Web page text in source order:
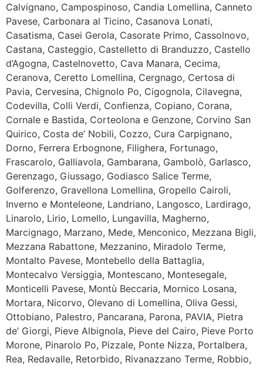
Calvignano, Campospinoso, Candia Lomellina, Canneto
Pavese, Carbonara al Ticino, Casanova Lonati,
Casatisma, Casei Gerola, Casorate Primo, Cassolnovo,
Castana, Casteggio, Castelletto di Branduzzo, Castello
d’Agogna, Castelnovetto, Cava Manara, Cecima,
Ceranova, Ceretto Lomellina, Cergnago, Certosa di
Pavia, Cervesina, Chignolo Po, Cigognola, Cilavegna,
Codevilla, Colli Verdi, Confienza, Copiano, Corana,
Cornale e Bastida, Corteolona e Genzone, Corvino San
Quirico, Costa de’ Nobili, Cozzo, Cura Carpignano,
Dorno, Ferrera Erbognone, Filighera, Fortunago,
Frascarolo, Galliavola, Gambarana, Gambolò, Garlasco,
Gerenzago, Giussago, Godiasco Salice Terme,
Golferenzo, Gravellona Lomellina, Gropello Cairoli,
Inverno e Monteleone, Landriano, Langosco, Lardirago,
Linarolo, Lirio, Lomello, Lungavilla, Magherno,
Marcignago, Marzano, Mede, Menconico, Mezzana Bigli,
Mezzana Rabattone, Mezzanino, Miradolo Terme,
Montalto Pavese, Montebello della Battaglia,
Montecalvo Versiggia, Montescano, Montesegale,
Monticelli Pavese, Montù Beccaria, Mornico Losana,
Mortara, Nicorvo, Olevano di Lomellina, Oliva Gessi,
Ottobiano, Palestro, Pancarana, Parona, PAVIA, Pietra
de’ Giorgi, Pieve Albignola, Pieve del Cairo, Pieve Porto
Morone, Pinarolo Po, Pizzale, Ponte Nizza, Portalbera,
Rea, Redavalle, Retorbido, Rivanazzano Terme, Robbio,